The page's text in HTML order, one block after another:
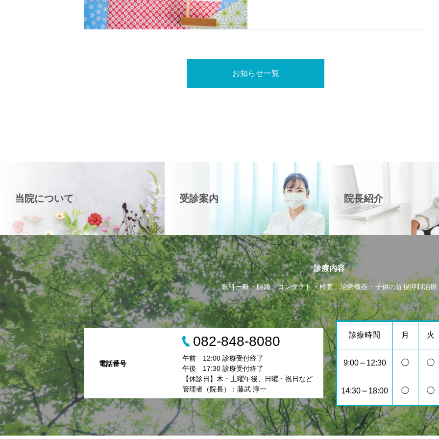
お知らせ一覧
当院について 受診案内 院長紹介
診療内容
眼科一般 眼鏡、コンタクト 検査、治療機器 子供の近視抑制治療
電話番号
082-848-8080
午前 12:00 診療受付終了
午後 17:30 診療受付終了
【休診日】木・土曜午後、日曜・祝日など
管理者（院長）：藤武 淳一
診療時間 月 火
9:00～12:30 ◯ ◯
14:30～18:00 ◯ ◯